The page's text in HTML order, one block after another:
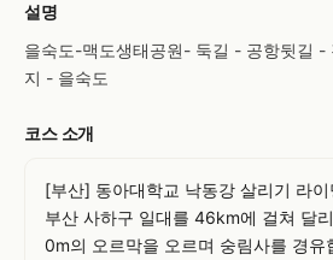
설명
을숙도-맥도생태공원- 둑길 - 공항뒷길 -
지 - 을숙도
코스 소개
[부산] 동아대학교 낙동강 살리기 라
부산 사하구 일대를 46km에 걸쳐 달
0m의 오르막을 오르며 숭림사를 경유